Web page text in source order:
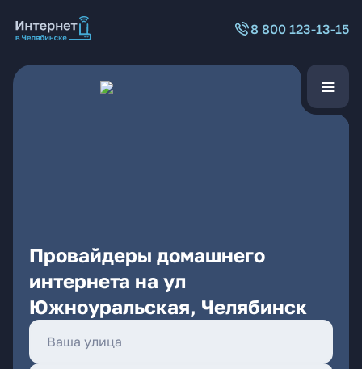
8 800 123-13-15
Провайдеры домашнего
интернета на ул
Южноуральская, Челябинск